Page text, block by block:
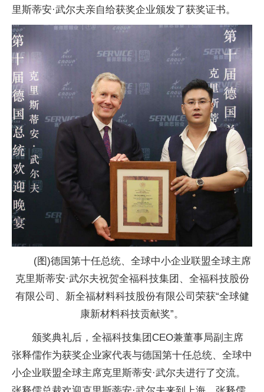
里斯蒂安·武尔夫亲自给获奖企业颁发了获奖证书。
(图)德国第十任总统、全球中小企业联盟全球主席
克里斯蒂安·武尔夫祝贺全福科技集团、全福科技股份
有限公司、新全福材料科技股份有限公司荣获“全球健
康新材料科技贡献奖”。
颁奖典礼后，全福科技集团CEO兼董事局副 主席
张释儒作为获奖企业家代表与德国第十任总统、全球中
小企业联盟全球主席克里斯蒂安·武尔夫进行了交流。